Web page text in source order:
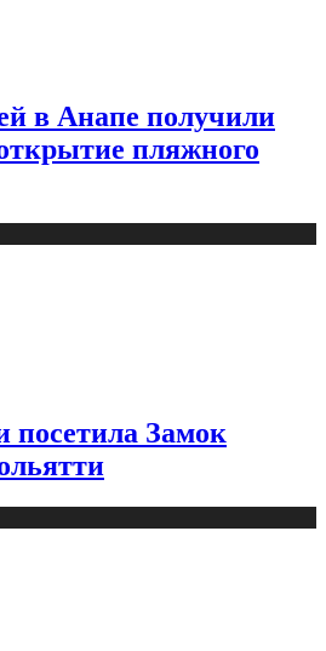
в Анапе получили
пляжного
посетила Замок